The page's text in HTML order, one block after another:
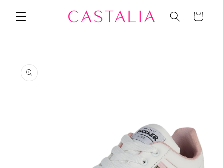
directamente
al contenido
Carrito
información